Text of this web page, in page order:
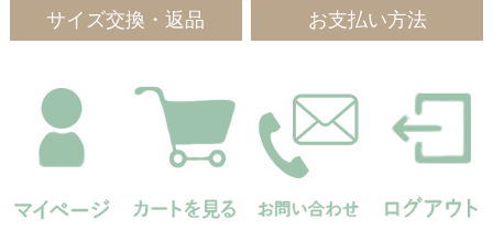
サイズ交換・返品 お支払い方法